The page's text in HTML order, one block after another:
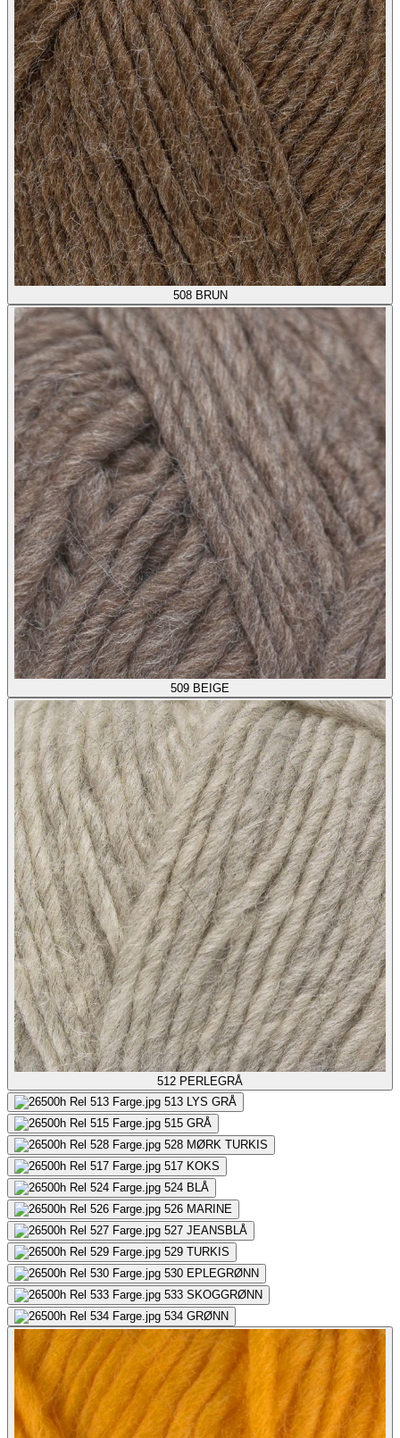
508 BRUN
509 BEIGE
512 PERLEGRÅ
513 LYS GRÅ
515 GRÅ
528 MØRK TURKIS
517 KOKS
524 BLÅ
526 MARINE
527 JEANSBLÅ
529 TURKIS
530 EPLEGRØNN
533 SKOGGRØNN
534 GRØNN